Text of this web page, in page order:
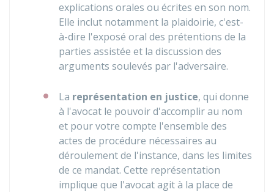
explications orales ou écrites en son nom.
Elle inclut notamment la plaidoirie, c'est-
à-dire l'exposé oral des prétentions de la
parties assistée et la discussion des
arguments soulevés par l'adversaire.
La représentation en justice, qui donne
à l'avocat le pouvoir d'accomplir au nom
et pour votre compte l'ensemble des
actes de procédure nécessaires au
déroulement de l'instance, dans les limites
de ce mandat. Cette représentation
implique que l'avocat agit à la place de